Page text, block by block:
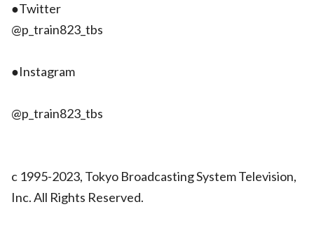
●Twitter
@p_train823_tbs
●Instagram
@p_train823_tbs
c 1995-2023, Tokyo Broadcasting System Television,
Inc. All Rights Reserved.